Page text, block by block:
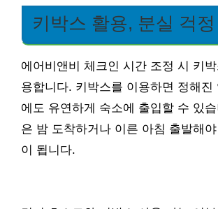
키박스 활용, 분실 걱정
에어비앤비 체크인 시간 조정 시 키
용합니다. 키박스를 이용하면 정해진
에도 유연하게 숙소에 출입할 수 있
은 밤 도착하거나 이른 아침 출발해
이 됩니다.